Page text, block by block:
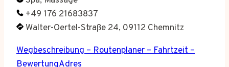
+49 176 21683837
Walter-Oertel-Straße 24, 09112 Chemnitz
Wegbeschreibung – Routenplaner – Fahrtzeit –
BewertungAdres